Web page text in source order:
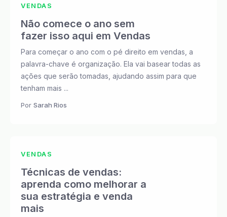
VENDAS
Não comece o ano sem
fazer isso aqui em Vendas
Para começar o ano com o pé direito em vendas, a
palavra-chave é organização. Ela vai basear todas as
ações que serão tomadas, ajudando assim para que
tenham mais ...
Por Sarah Rios
VENDAS
Técnicas de vendas:
aprenda como melhorar a
sua estratégia e venda
mais